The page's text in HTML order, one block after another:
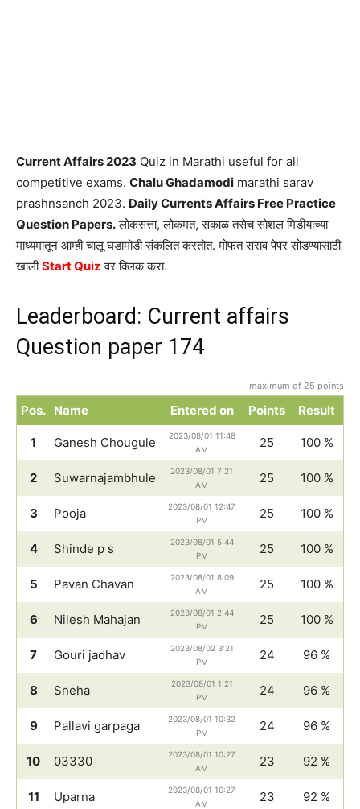
Current Affairs 2023 Quiz in Marathi useful for all
competitive exams. Chalu Ghadamodi marathi sarav
prashnsanch 2023. Daily Currents Affairs Free Practice
Question Papers.लोकसत्ता, लोकमत, सकाळ तसेच सोशल मिडीयाच्या
माध्यमातून आम्ही चालू घडामोडी संकलित करतोत. मोफत सराव पेपर सोडण्यासाठी
खालीStart Quiz वर क्लिक करा.
Leaderboard: Current affairs
Question paper 174
maximum of 25 points
Pos. Name Entered on Points Result
1 Ganesh Chougule
2023/08/01 11:48
AM
25 100 %
2 Suwarnajambhule
2023/08/01 7:21
AM
25 100 %
3 Pooja
2023/08/01 12:47
PM
25 100 %
4 Shinde p s
2023/08/01 5:44
PM
25 100 %
5 Pavan Chavan
2023/08/01 8:09
AM
25 100 %
6 Nilesh Mahajan
2023/08/01 2:44
PM
25 100 %
7 Gouri jadhav
2023/08/02 3:21
PM
24 96 %
8 Sneha
2023/08/01 1:21
PM
24 96 %
9 Pallavi garpaga
2023/08/01 10:32
PM
24 96 %
10 03330
2023/08/01 10:27
AM
23 92 %
11 Uparna
2023/08/01 10:27
AM
23 92 %